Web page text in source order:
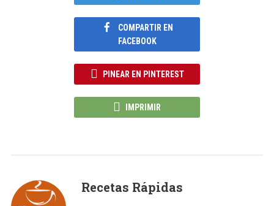
COMPARTIR EN
FACEBOOK
PINEAR EN PINTEREST
IMPRIMIR
Recetas Rápidas